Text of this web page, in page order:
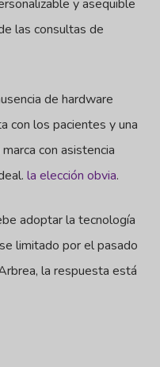
y asequible
las consultas de
de hardware
con los pacientes y una
con asistencia
la elección obvia.
adoptar la tecnología
limitado por el pasado
la respuesta está